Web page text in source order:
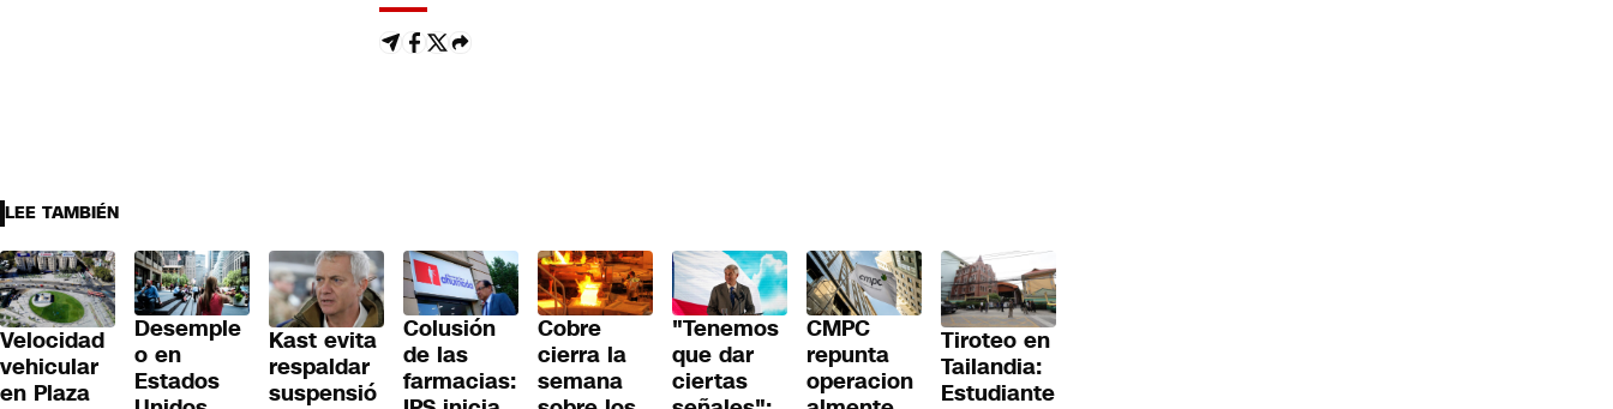
LEE TAMBIÉN
Velocidad
vehicular
en Plaza
Desemple
o en
Estados
Kast evita
respaldar
suspensió
Colusión
de las
farmacias:
Cobre
cierra la
semana
"Tenemos
que dar
ciertas
CMPC
repunta
operacion
Tiroteo en
Tailandia:
Estudiante